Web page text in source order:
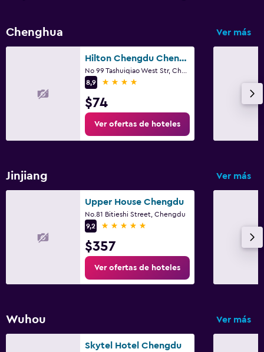
Chenghua Ver más
Hilton Chengdu Chenghua
8,9
4 estrellas
$74
Ver ofertas de hoteles
Jinjiang Ver más
Upper House Chengdu
No.81 Bitieshi Street, Chengdu
9,2
5 estrellas
$357
Ver ofertas de hoteles
Wuhou Ver más
Skytel Hotel Chengdu